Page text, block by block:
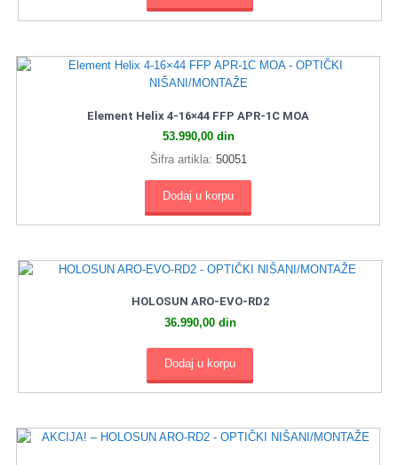
Element Helix 4-16×44 FFP APR-1C MOA
53.990,00 din
Šifra artikla: 50051
Dodaj u korpu
HOLOSUN ARO-EVO-RD2
36.990,00 din
Dodaj u korpu